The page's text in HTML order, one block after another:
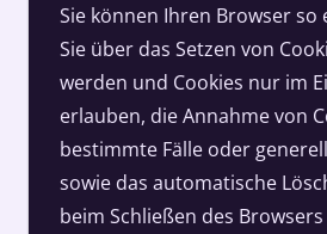
Sie können Ihren Browser so
Sie über das Setzen von
werden und Cookies nur im
erlauben, die Annahme von
bestimmte Fälle oder
sowie das automatische
beim Schließen des